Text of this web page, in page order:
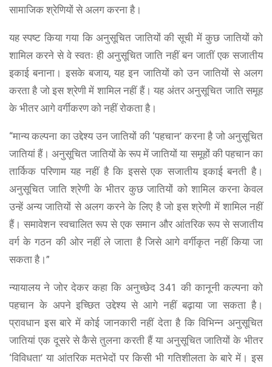
सामाजिक श्रेणियों से अलग करना है।
यह स्पष्ट किया गया कि अनुसूचित जातियों की सूची में कुछ जातियों को
शामिल करने से वे स्वतः ही अनुसूचित जाति नहीं बन जातीं एक सजातीय
इकाई बनाना। इसके बजाय, यह इन जातियों को उन जातियों से अलग
करता है जो इस श्रेणी में शामिल नहीं हैं। यह अंतर अनुसूचित जाति समूह
के भीतर आगे वर्गीकरण को नहीं रोकता है।
“मान्य कल्पना का उद्देश्य उन जातियों की ‘पहचान’ करना है जो अनुसूचित
जातियां हैं। अनुसूचित जातियों के रूप में जातियों या समूहों की पहचान का
तार्किक परिणाम यह नहीं है कि इससे एक सजातीय इकाई बनती है।
अनुसूचित जाति श्रेणी के भीतर कुछ जातियों को शामिल करना केवल
उन्हें अन्य जातियों से अलग करने के लिए है जो इस श्रेणी में शामिल नहीं
हैं। समावेशन स्वचालित रूप से एक समान और आंतरिक रूप से सजातीय
वर्ग के गठन की ओर नहीं ले जाता है जिसे आगे वर्गीकृत नहीं किया जा
सकता है।”
न्यायालय ने जोर देकर कहा कि अनुच्छेद 341 की कानूनी कल्पना को
पहचान के अपने इच्छित उद्देश्य से आगे नहीं बढ़ाया जा सकता है।
प्रावधान इस बारे में कोई जानकारी नहीं देता है कि विभिन्न अनुसूचित
जातियां एक दूसरे से कैसे तुलना करती हैं या अनुसूचित जातियों के भीतर
‘विविधता’ या आंतरिक मतभेदों पर किसी भी गतिशीलता के बारे में। इस